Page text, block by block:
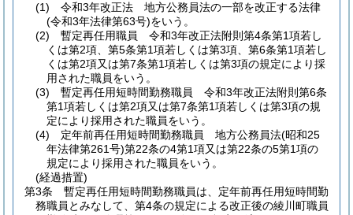
(1)
令和3年改正法 地方公務員法の一部を改正する法律
(令和3年法律第63号)をいう。
(2)
暫定再任用職員 令和3年改正法附則第4条第1項若し
くは第2項、第5条第1項若しくは第3項、第6条第1項若し
くは第2項又は第7条第1項若しくは第3項の規定により採
用された職員をいう。
(3)
暫定再任用短時間勤務職員 令和3年改正法附則第6条
第1項若しくは第2項又は第7条第1項若しくは第3項の規
定により採用された職員をいう。
(4)
定年前再任用短時間勤務職員 地方公務員法(昭和25
年法律第261号)第22条の4第1項又は第22条の5第1項の
規定により採用された職員をいう。
(経過措置)
第3条
暫定再任用短時間勤務職員は、定年前再任用短時間勤
務職員とみなして、第4条の規定による改正後の綾川町職員